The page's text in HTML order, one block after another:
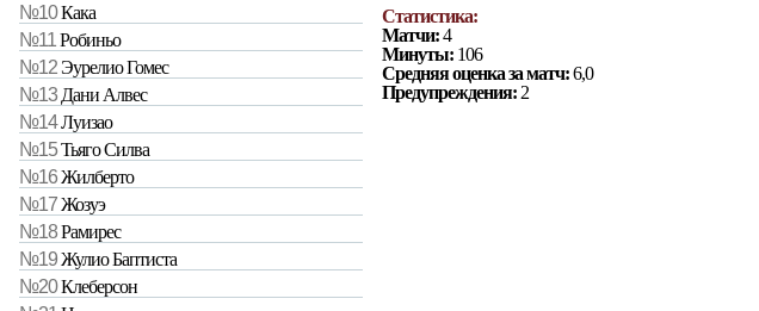
№10Кака
№11Робиньо
№12Эурелио Гомес
№13 Дани Алвес
№14Луизао
№15Тьяго Силва
№16Жилберто
№17Жозуэ
№18Рамирес
№19Жулио Баптиста
№20Клеберсон
Статистика:
Матчи:4
Минуты: 106
Средняя оценка за матч:6,0
Предупреждения: 2